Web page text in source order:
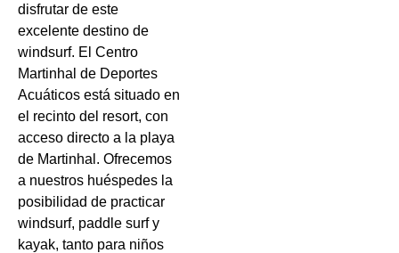
disfrutar de este
excelente destino de
windsurf. El Centro
Martinhal de Deportes
Acuáticos está situado en
el recinto del resort, con
acceso directo a la playa
de Martinhal. Ofrecemos
a nuestros huéspedes la
posibilidad de practicar
windsurf, paddle surf y
kayak, tanto para niños